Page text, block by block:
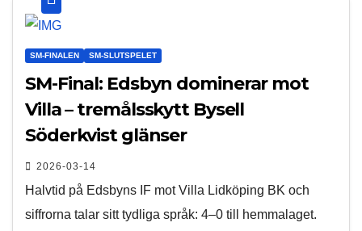
SM-FINALEN SM-SLUTSPELET
SM-Final: Edsbyn dominerar mot
Villa – tremålsskytt Bysell
Söderkvist glänser
2026-03-14
Halvtid på Edsbyns IF mot Villa Lidköping BK och
siffrorna talar sitt tydliga språk: 4–0 till hemmalaget.